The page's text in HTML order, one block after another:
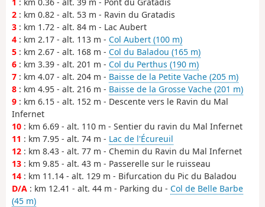
2 : km 0.82 - alt. 53 m - Ravin du Gratadis
3 : km 1.72 - alt. 84 m - Lac Aubert
4 : km 2.17 - alt. 113 m - Col Aubert (100 m)
5 : km 2.67 - alt. 168 m - Col du Baladou (165 m)
6 : km 3.39 - alt. 201 m - Col du Perthus (190 m)
7 : km 4.07 - alt. 204 m - Baisse de la Petite Vache (205 m)
8 : km 4.95 - alt. 216 m - Baisse de la Grosse Vache (201 m)
9 : km 6.15 - alt. 152 m - Descente vers le Ravin du Mal
Infernet
10 : km 6.69 - alt. 110 m - Sentier du ravin du Mal Infernet
11 : km 7.95 - alt. 74 m - Lac de l'Écureuil
12 : km 8.43 - alt. 77 m - Chemin du Ravin du Mal Infernet
13 : km 9.85 - alt. 43 m - Passerelle sur le ruisseau
14 : km 11.14 - alt. 129 m - Bifurcation du Pic du Baladou
D/A : km 12.41 - alt. 44 m - Parking du - Col de Belle Barbe
(45 m)